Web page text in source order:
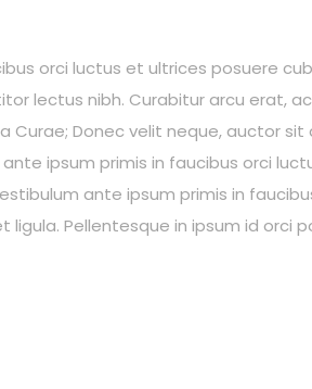
orci luctus et ultrices posuere
lectus nibh. Curabitur arcu erat,
Curae; Donec velit neque, auctor sit
ipsum primis in faucibus orci
ante ipsum primis in
Pellentesque in ipsum id orci